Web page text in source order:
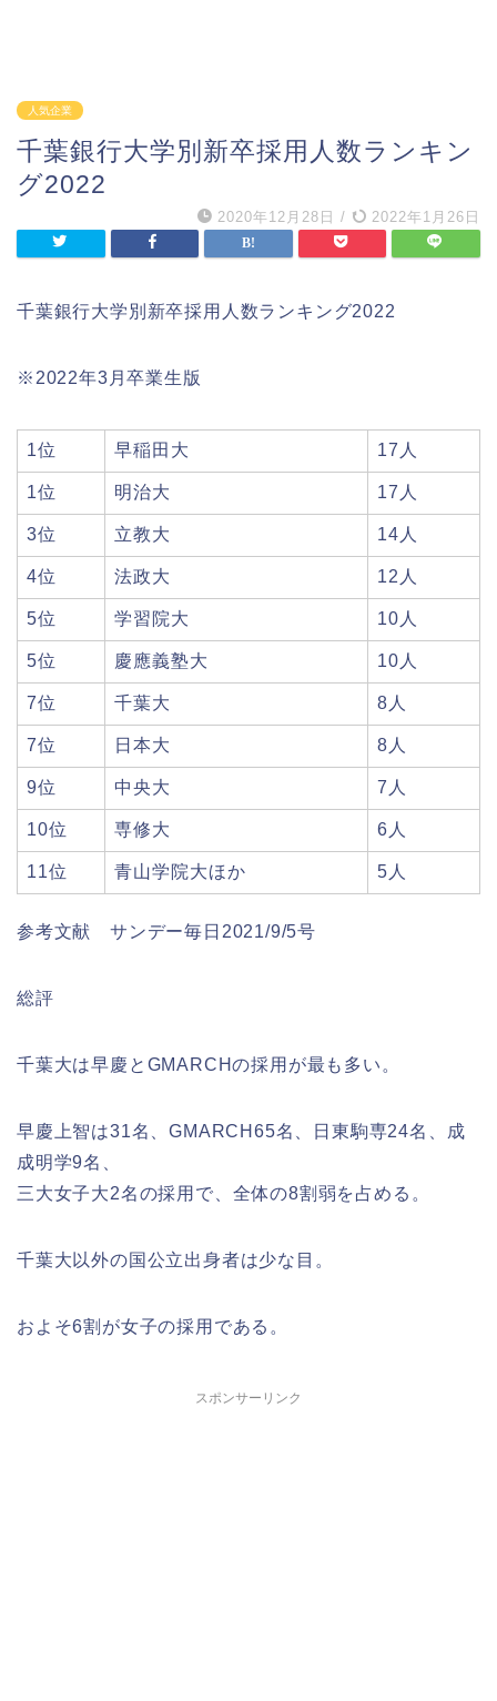
人気企業
千葉銀行大学別新卒採用人数ランキン
グ2022
2020年12月28日 / 2022年1月26日
千葉銀行大学別新卒採用人数ランキング2022
※2022年3月卒業生版
1位 早稲田大 17人
1位 明治大 17人
3位 立教大 14人
4位 法政大 12人
5位 学習院大 10人
5位 慶應義塾大 10人
7位 千葉大 8人
7位 日本大 8人
9位 中央大 7人
10位 専修大 6人
11位 青山学院大ほか 5人
参考文献 サンデー毎日2021/9/5号
総評
千葉大は早慶とGMARCHの採用が最も多い。
早慶上智は31名、GMARCH65名、日東駒専24名、成
成明学9名、
三大女子大2名の採用で、全体の8割弱を占める。
千葉大以外の国公立出身者は少な目。
およそ6割が女子の採用である。
スポンサーリンク